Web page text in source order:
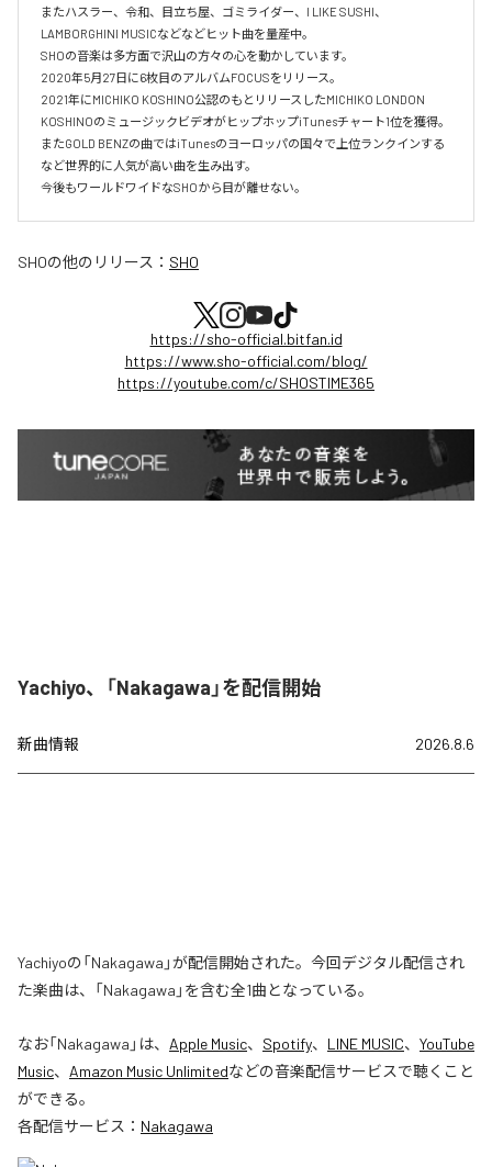
またハスラー、令和、目立ち屋、ゴミライダー、I LIKE SUSHI、
LAMBORGHINI MUSICなどなどヒット曲を量産中。
SHOの音楽は多方面で沢山の方々の心を動かしています。
2020年5月27日に6枚目のアルバムFOCUSをリリース。
2021年にMICHIKO KOSHINO公認のもとリリースしたMICHIKO LONDON
KOSHINOのミュージックビデオがヒップホップiTunesチャート1位を獲得。
またGOLD BENZの曲ではiTunesのヨーロッパの国々で上位ランクインする
など世界的に人気が高い曲を生み出す。
今後もワールドワイドなSHOから目が離せない。
SHOの他のリリース： SHO
https://sho-official.bitfan.id
https://www.sho-official.com/blog/
https://youtube.com/c/SHOSTIME365
Yachiyo、「Nakagawa」を配信開始
新曲情報 2026.8.6
Yachiyoの「Nakagawa」が配信開始された。今回デジタル配信され
た楽曲は、「Nakagawa」を含む全1曲となっている。
なお「Nakagawa 」は、 Apple Music、 Spotify、 LINE MUSIC、 YouTube
Music、 Amazon Music Unlimitedなどの音楽配信サービスで聴くこと
ができる。
各配信サービス： Nakagawa